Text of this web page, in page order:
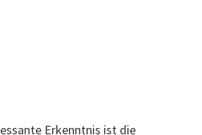
Erkenntnis ist die